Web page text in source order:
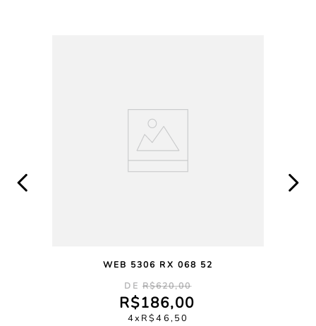
WEB 5306 RX 068 52
R$620,00
R$186,00
4 R$46,50